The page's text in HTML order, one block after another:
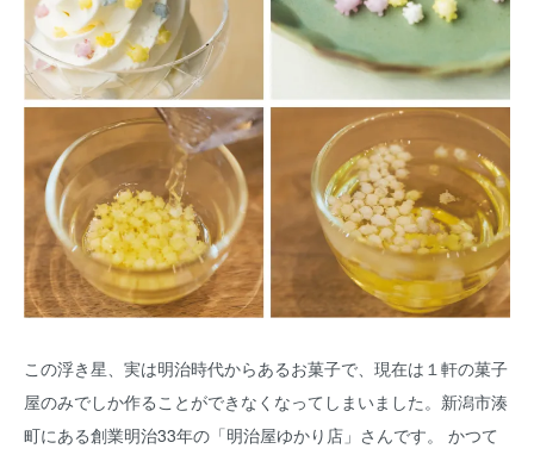
この浮き星、実は明治時代からあるお菓子で、現在は１軒の菓子
屋のみでしか作ることができなくなってしまいました。新潟市湊
町にある創業明治33年の「明治屋ゆかり店」さんです。 かつて